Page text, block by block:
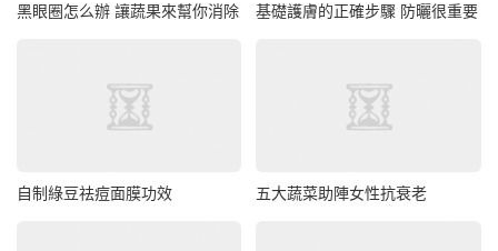
黑眼圈怎么辦 讓蔬果來幫你消除 基礎護膚的正確步驟 防曬很重要
自制綠豆祛痘面膜功效 五大蔬菜助陣女性抗衰老